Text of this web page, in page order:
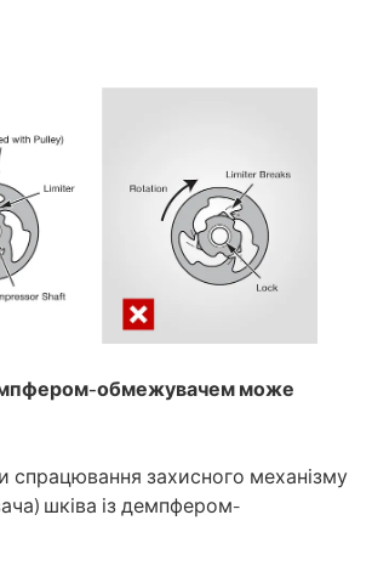
обмежувачем може
спрацювання захисного механізму
шківа із демпфером-